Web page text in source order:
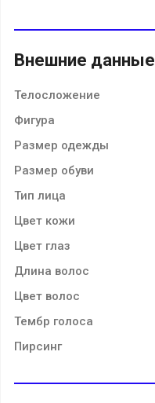
Внешние данные
Телосложение
Фигура
Размер одежды
Размер обуви
Тип лица
Цвет кожи
Цвет глаз
Длина волос
Цвет волос
Тембр голоса
Пирсинг